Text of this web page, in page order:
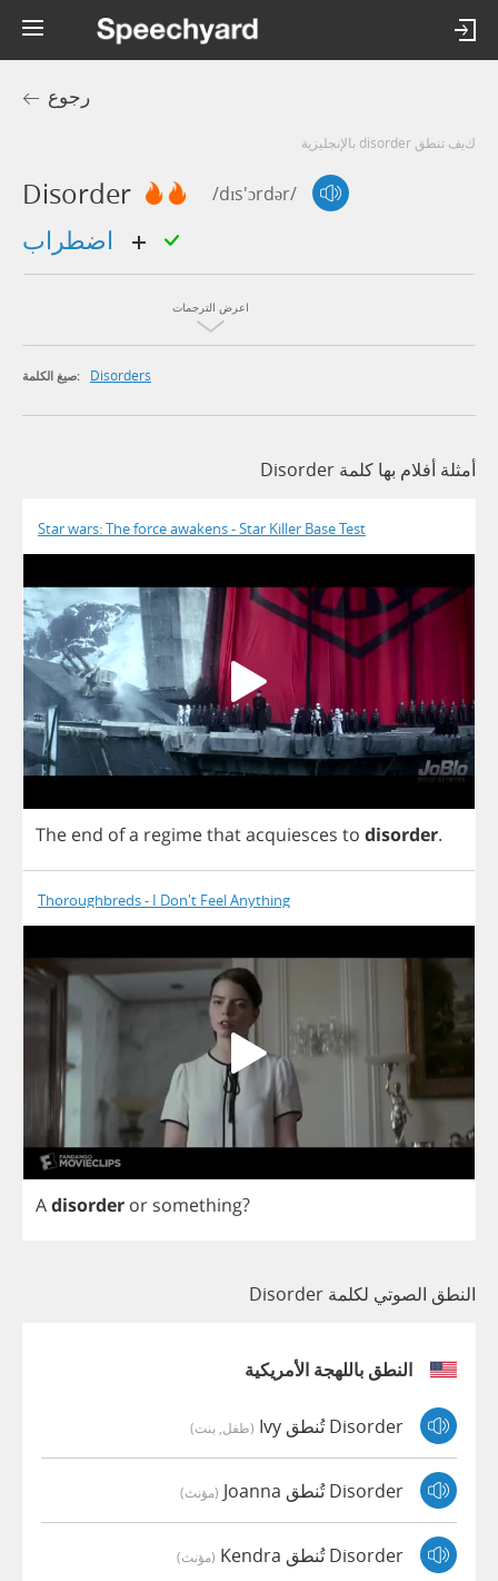
رجوع
كيف تنطق disorder بالإنجليزية
Disorder /dɪs'ɔrdər/
اعرض الترجمات
صيغ الكلمة: Disorders
أمثلة أفلام بها كلمة Disorder
Star wars: The force awakens - Star Killer Base Test
The end ofa regimethatacquiesces to disorder.
Thoroughbreds - I Don't Feel Anything
Adisorder or something?
النطق الصوتي لكلمة Disorder
النطق باللهجة الأمريكية
Disorder تُنطق Ivy (طفل, بنت)
Disorder تُنطق Joanna (مؤنث)
Disorder تُنطق Kendra (مؤنث)